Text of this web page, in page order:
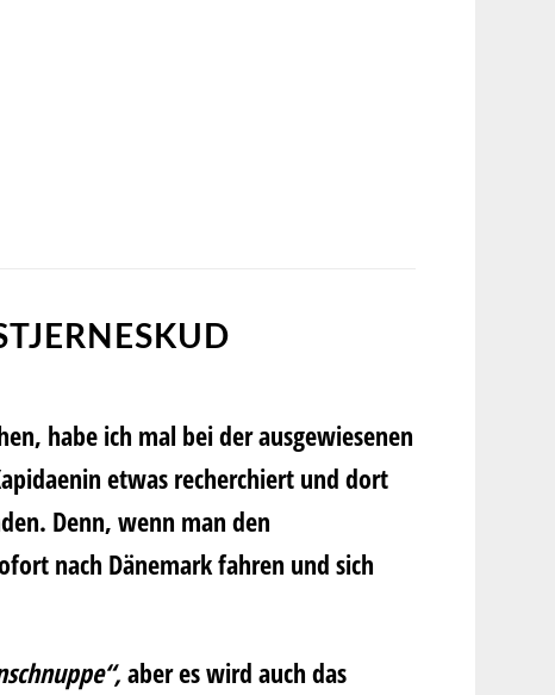
habe ich mal bei der ausgewiesenen
etwas recherchiert und dort
Denn, wenn man den
nach Dänemark fahren und sich
aber es wird auch das